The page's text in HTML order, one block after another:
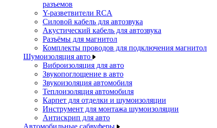
разъемов
Y-разветвители RCA
Силовой кабель для автозвука
Акустический кабель для автозвука
Разъёмы для магнитол
Комплекты проводов для подключения магнитол
Шумоизоляция авто
Виброизоляция для авто
Звукопоглощение в авто
Звукоизоляция автомобиля
Теплоизоляция автомобиля
Карпет для отделки и шумоизоляции
Инструмент для монтажа шумоизоляции
Антискрип для авто
Автомобильные сабвуферы